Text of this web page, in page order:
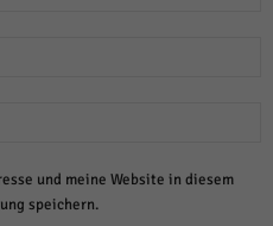
und meine Website in diesem
speichern.